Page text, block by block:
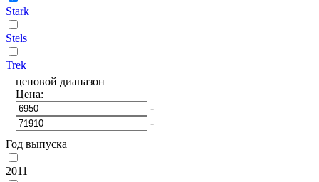
Stark
Stels
Trek
ценовой диапазон
Цена:
-
-
Год выпуска
2011